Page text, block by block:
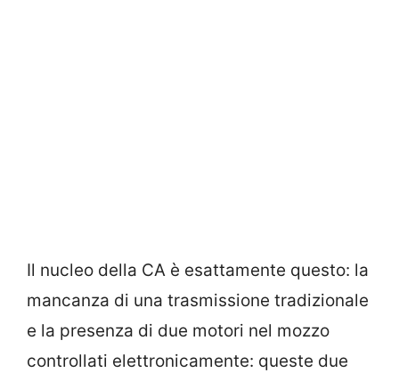
Il nucleo della CA è esattamente questo: la
mancanza di una trasmissione tradizionale
e la presenza di due motori nel mozzo
controllati elettronicamente: queste due